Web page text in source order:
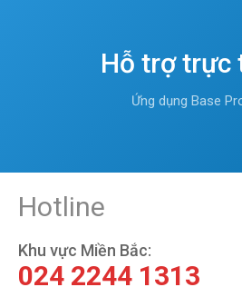
Hỗ trợ trực
Ứng dụng Base
Hotline
Khu vực Miền Bắc:
024 2244 1313